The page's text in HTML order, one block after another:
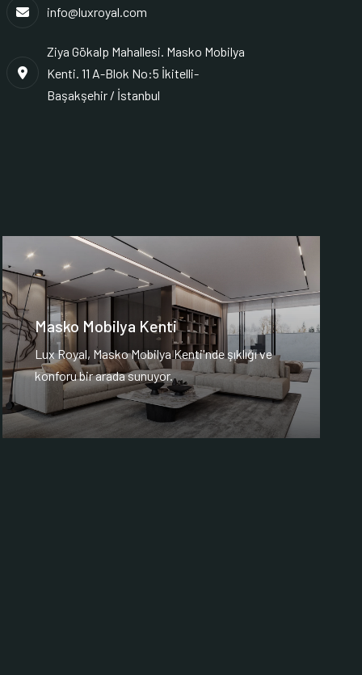
info@luxroyal.com
Ziya Gökalp Mahallesi. Masko Mobilya
Kenti. 11 A-Blok No:5 İkitelli-
Başakşehir / İstanbul
Masko Mobilya Kenti
Lux Royal, Masko Mobilya Kenti'nde şıklığı ve
konforu bir arada sunuyor.